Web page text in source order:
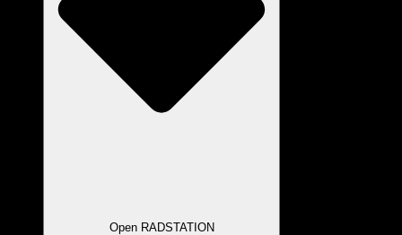
Open RADSTATION